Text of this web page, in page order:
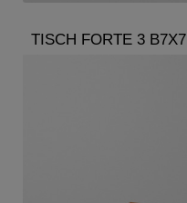
TISCH FORTE 3 B7X7